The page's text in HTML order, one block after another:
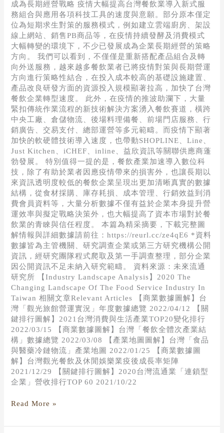
成為長期經營戰略 疫情大幅提高台灣餐飲業導入新式服
務組合與應用各項科技工具的速度與意願。部分原本僅定
位為短期求生對策的服務模式，例如建立雲端廚房、架設
線上網站、銷售PB商品等，在疫情持續發酵及消費模式
大幅轉變的環境下，不少已發展成為企業長期經營的策略
方向。 我們可以看到，不僅僅是重新搭配產品組合及轉
向外送服務，越來越多餐飲業者已將疫情對策與長期營運
方向進行策略性結合，在投入成本較高的基礎設施建置、
產品改良研發方面的資源投入規模顯著拉高，加快了台灣
餐飲企業轉型速度。 此外，在疫情的推波助瀾下，大量
緊扣傳統作業流程的新技術解決方案湧入餐飲賽道，橫跨
中央工廠、倉儲物流、後場料理備餐、前場門店服務、行
銷廣告、交易支付、總部運營等多元範疇。而疫情下顯著
加快的軟硬體技術導入速度，也帶動SHOPLINE、Line、
Just Kitchen、iCHEF、inline、益欣資訊等關聯供應商蓬
勃發展。 特別值得一提的是，餐飲產業加速導入數位科
技，除了有助於業者因應疫情帶來的損害外，也讓長期以
來資訊透明度較低的餐飲企業呈現出更加清晰真實的數據
結構，從食材採購、庫存耗損、成本管理、行銷效益到消
費會員資料等，大量分析數據不僅有益於企業本身提升營
運效率與擬定戰略決策外，也大幅提高了資本市場對於餐
飲業的青睞與信任程度。 本篇為精采摘要，下載完整圖
解情報與詳細數據請前往：https://reurl.cc/ze4qE6 *資料
數據皆為主管機關、研究調查企業或第三方研究機構公開
資訊，經研究團隊程式爬取及第一手調查整理，部分企業
因公開資訊不足未納入研究範疇。 資料來源：未來流通
研究所 【Industry Landscape Analysis】2020 The
Changing Landscape Of The Food Service Industry In
Taiwan 相關文章Relevant Articles 【商業數據圖解】台
灣「觀光旅館營運實況」年度數據總覽 2022/04/12 【關
鍵排行圖解】2021台灣消費與生活產業TOP20變化排行
2022/03/15 【商業數據圖解】台灣「餐飲全體次產業結
構」數據總覽 2022/03/08 【產業地圖圖解】台灣「食品
與醫藥冷鏈物流」產業地圖 2022/01/25 【商業數據圖
解】台灣觀光餐飲及休閒娛樂業疫後成長率矩陣
2021/12/29 【關鍵排行圖解】2020台灣流通業「連鎖型
企業」營收排行TOP 60 2021/10/22
Read More »